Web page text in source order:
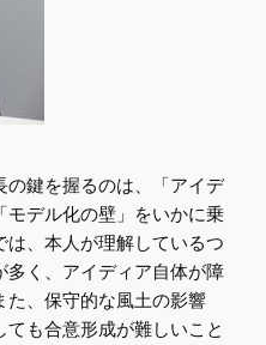
の鍵を握るのは、「アイデ
モデル化の壁」をいかに乗
は、本人が理解しているつ
多く、アイディア自体が障
た、保守的な風土の影響
も合意形成が難しいこと